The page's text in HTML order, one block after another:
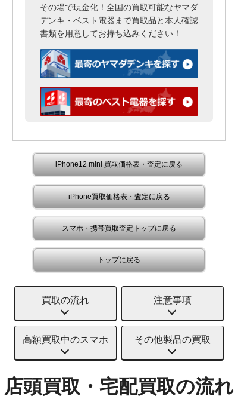
その場で現金化！全国の買取可能なヤマダ
デンキ・ベスト電器まで買取品と本人確認
書類を用意してお持ち込みください！
iPhone12 mini 買取価格表・査定に戻る
iPhone買取価格表・査定に戻る
スマホ・携帯買取査定トップに戻る
トップに戻る
買取の流れ 注意事項
高額買取中のスマホ その他製品の買取
店頭買取・宅配買取の流れ